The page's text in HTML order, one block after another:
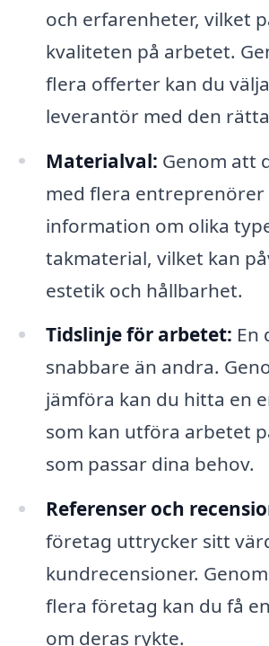
och erfarenheter, vilket
kvaliteten på arbetet.
flera offerter kan du
leverantör med den
Materialval: Genom att
med flera entreprenörer
information om olika
takmaterial, vilket kan
estetik och hållbarhet.
Tidslinje för arbetet: En
snabbare än andra.
jämföra kan du hitta en
som kan utföra arbetet
som passar dina behov.
Referenser och
företag uttrycker sitt
kundrecensioner.
flera företag kan du få
om deras rykte.